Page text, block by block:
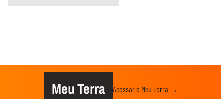
Meu Terra Acessar o Meu Terra →